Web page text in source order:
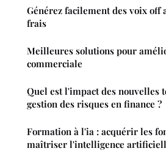
Générez facilement des voix off
frais
Meilleures solutions pour
commerciale
Quel est l'impact des nouvelles
gestion des risques en finance ?
Formation à l'ia : acquérir les
maîtriser l'intelligence